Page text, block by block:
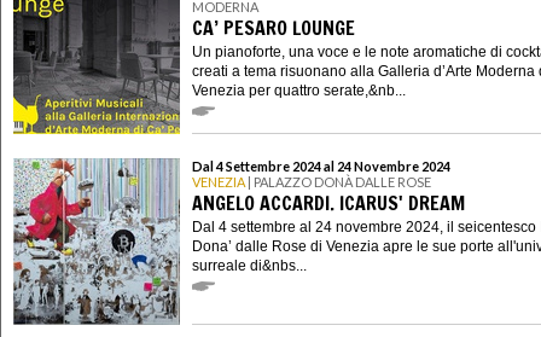
MODERNA
CA’ PESARO LOUNGE
Un pianoforte, una voce e le note aromatiche di
creati a tema risuonano alla Galleria d’Arte Moderna
Venezia per quattro serate,&nb...
Dal 4 Settembre 2024 al 24 Novembre 2024
VENEZIA | PALAZZO DONÀ DALLE ROSE
ANGELO ACCARDI. ICARUS' DREAM
Dal 4 settembre al 24 novembre 2024, il seicentesco
Dona’ dalle Rose di Venezia apre le sue porte
surreale di&nbs...